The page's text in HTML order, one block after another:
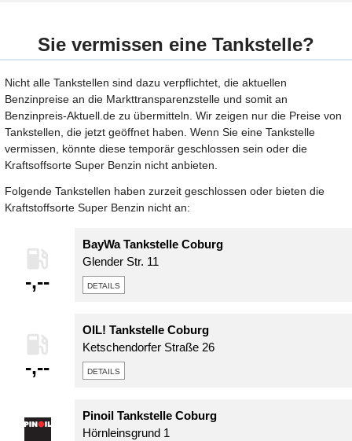
Sie vermissen eine Tankstelle?
Nicht alle Tankstellen sind dazu verpflichtet, die aktuellen
Benzinpreise an die Markttransparenzstelle und somit an
Benzinpreis-Aktuell.de zu übermitteln. Wir zeigen nur die Preise von
Tankstellen, die jetzt geöffnet haben. Wenn Sie eine Tankstelle
vermissen, könnte diese temporär geschlossen sein oder die
Kraftsoffsorte Super Benzin nicht anbieten.
Folgende Tankstellen haben zurzeit geschlossen oder bieten die
Kraftstoffsorte Super Benzin nicht an:
-,--
BayWa Tankstelle Coburg
Glender Str. 11
details
-,--
OIL! Tankstelle Coburg
Ketschendorfer Straße 26
details
Pinoil Tankstelle Coburg
Hörnleinsgrund 1